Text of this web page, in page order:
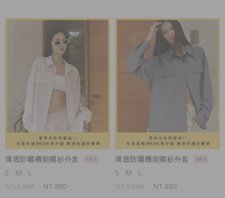
薄透防曬機能襯衫外套
S
M
L
NT.880
薄透防曬機能襯衫外套
S
M
L
NT.880